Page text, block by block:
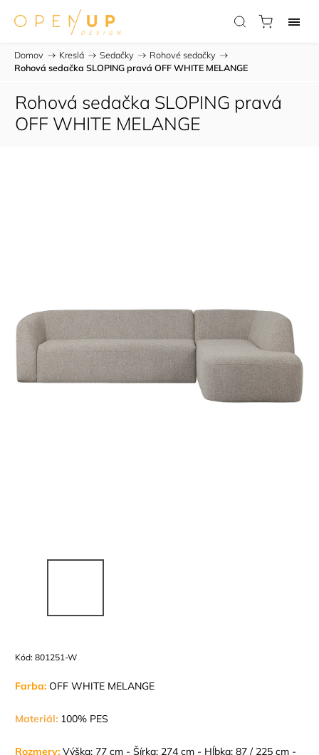
Domov / Kreslá / Sedačky / Rohové sedačky /
Rohová sedačka SLOPING pravá OFF WHITE MELANGE
Rohová sedačka SLOPING pravá
OFF WHITE MELANGE
Kód: 801251-W
Farba: OFF WHITE MELANGE
Materiál: 100% PES
Rozmery: Výška: 77 cm - Šírka: 274 cm - Hĺbka: 87 / 225 cm -